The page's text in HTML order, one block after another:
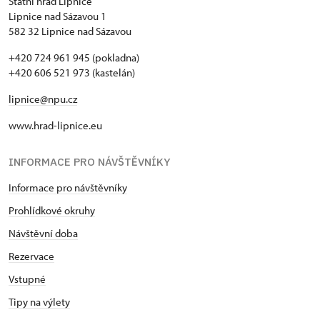
Lipnice nad Sázavou 1
582 32 Lipnice nad Sázavou
+420 724 961 945 (pokladna)
+420 606 521 973 (kastelán)
lipnice@npu.cz
www.hrad-lipnice.eu
INFORMACE PRO NÁVŠTĚVNÍKY
Informace pro návštěvníky
Prohlídkové okruhy
Návštěvní doba
Rezervace
Vstupné
Tipy na výlety